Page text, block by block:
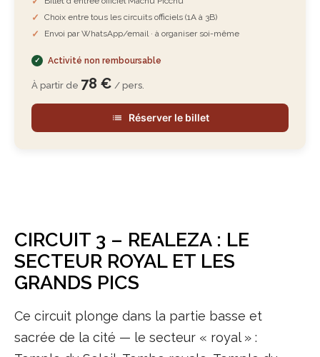
Choix entre tous les circuits officiels (1A à 3B)
Envoi par WhatsApp/email · à organiser soi-même
Activité non remboursable
À partir de 78 € / pers.
Réserver le billet
CIRCUIT 3 – REALEZA : LE
SECTEUR ROYAL ET LES
GRANDS PICS
Ce circuit plonge dans la partie basse et
sacrée de la cité — le secteur « royal » :